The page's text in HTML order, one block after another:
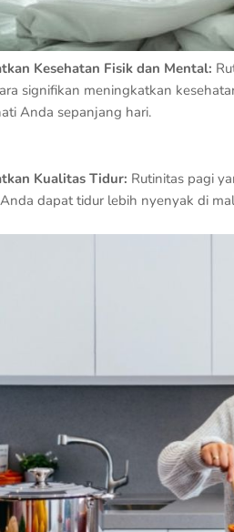
Kesehatan Fisik dan Mental:
signifikan meningkatkan
Anda sepanjang hari.
Kualitas Tidur: Rutinitas pagi
dapat tidur lebih nyenyak di